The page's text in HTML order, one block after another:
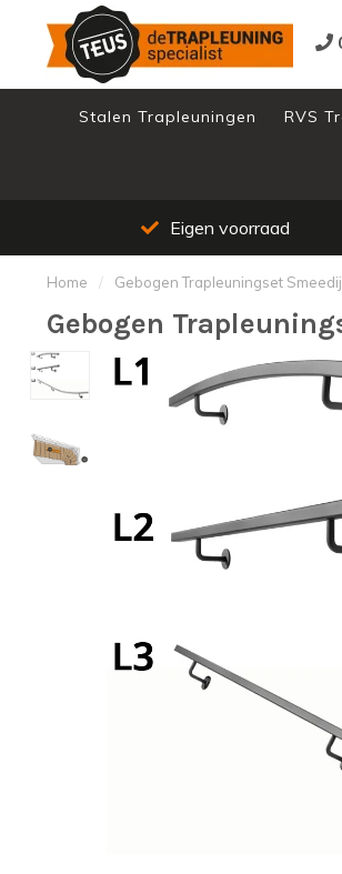
Stalen Trapleuningen RVS
Eigen voorraad
Home / Gebogen Trapleuningset
Gebogen